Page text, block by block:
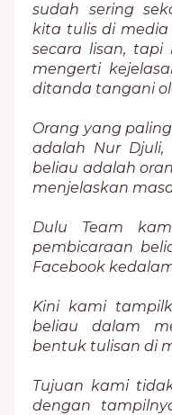
sudah sering
kita tulis di
secara lisan,
mengerti
ditanda tangani
Orang yang
adalah Nur Djuli,
beliau adalah
menjelaskan
Dulu Team
pembicaraan
Facebook
Kini kami
beliau dalam
bentuk tulisan di
Tujuan kami
dengan